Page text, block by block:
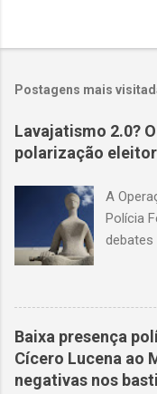
Postagens mais
Lavajatismo 2.0?
polarização
A
Polícia
provas
da
Baixa presença
Cícero Lucena ao
negativas nos